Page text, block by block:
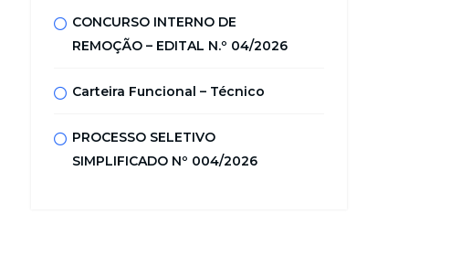
CONCURSO INTERNO DE
REMOÇÃO – EDITAL N.º 04/2026
Carteira Funcional – Técnico
PROCESSO SELETIVO
SIMPLIFICADO Nº 004/2026